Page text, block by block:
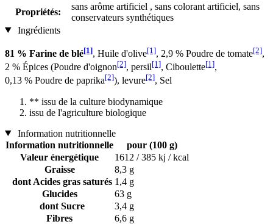
Propriétés:
sans arôme artificiel , sans colorant artificiel, sans
conservateurs synthétiques
Ingrédients
81 % Farine de blé[1], Huile d'olive[1], 2,9 % Poudre de tomate[2],
2 % Épices (Poudre d'oignon[2], persil[1], Ciboulette[1],
0,13 % Poudre de paprika[2]), levure[2], Sel
** issu de la culture biodynamique
issu de l'agriculture biologique
Information nutritionnelle
Information nutritionnelle
pour (100 g)
Valeur énergétique
1612 / 385 kj / kcal
Graisse
8,3 g
dont Acides gras saturés 1,4 g
Glucides
63 g
dont Sucre
3,4 g
Fibres
6,6 g